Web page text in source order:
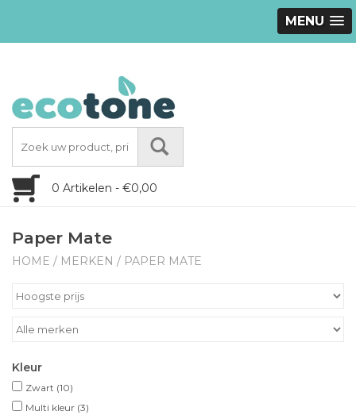
MENU
0 Artikelen - €0,00
Paper Mate
HOME / MERKEN / PAPER MATE
Kleur
Zwart (10)
Multi kleur (3)